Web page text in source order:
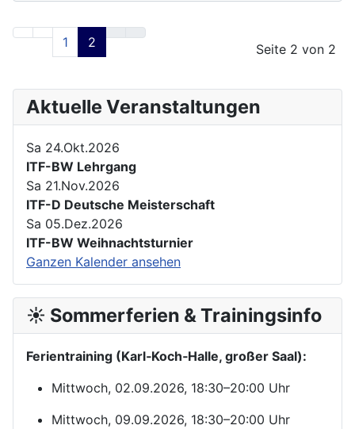
Seite 2 von 2
1 2
Aktuelle Veranstaltungen
Sa 24.Okt.2026
ITF-BW Lehrgang
Sa 21.Nov.2026
ITF-D Deutsche Meisterschaft
Sa 05.Dez.2026
ITF-BW Weihnachtsturnier
Ganzen Kalender ansehen
☀️ Sommerferien & Trainingsinfo
Ferientraining (Karl‑Koch‑Halle, großer Saal):
Mittwoch, 02.09.2026, 18:30–20:00 Uhr
Mittwoch, 09.09.2026, 18:30–20:00 Uhr